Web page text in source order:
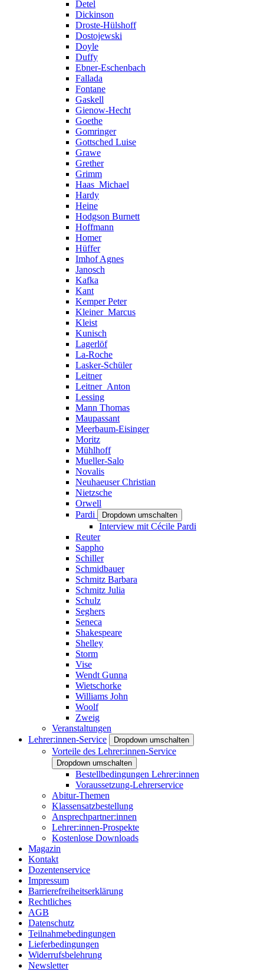
Detel
Dickinson
Droste-Hülshoff
Dostojewski
Doyle
Duffy
Ebner-Eschenbach
Fallada
Fontane
Gaskell
Gienow-Hecht
Goethe
Gomringer
Gottsched Luise
Grawe
Grether
Grimm
Haas_Michael
Hardy
Heine
Hodgson Burnett
Hoffmann
Homer
Hüffer
Imhof Agnes
Janosch
Kafka
Kant
Kemper Peter
Kleiner_Marcus
Kleist
Kunisch
Lagerlöf
La-Roche
Lasker-Schüler
Leitner
Leitner_Anton
Lessing
Mann Thomas
Maupassant
Meerbaum-Eisinger
Moritz
Mühlhoff
Mueller-Salo
Novalis
Neuhaeuser Christian
Nietzsche
Orwell
Pardi
Dropdown umschalten
Interview mit Cécile Pardi
Reuter
Sappho
Schiller
Schmidbauer
Schmitz Barbara
Schmitz Julia
Schulz
Seghers
Seneca
Shakespeare
Shelley
Storm
Vise
Wendt Gunna
Wietschorke
Williams John
Woolf
Zweig
Veranstaltungen
Lehrer:innen-Service
Dropdown umschalten
Vorteile des Lehrer:innen-Service
Dropdown umschalten
Bestellbedingungen Lehrer:innen
Voraussetzung-Lehrerservice
Abitur-Themen
Klassensatzbestellung
Ansprechpartner:innen
Lehrer:innen-Prospekte
Kostenlose Downloads
Magazin
Kontakt
Dozentenservice
Impressum
Barrierefreiheitserklärung
Rechtliches
AGB
Datenschutz
Teilnahmebedingungen
Lieferbedingungen
Widerrufsbelehrung
Newsletter